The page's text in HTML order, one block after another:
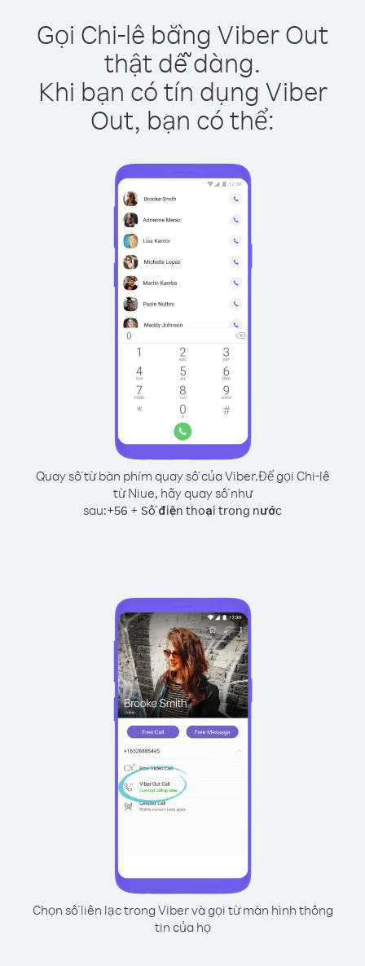
Gọi Chi-lê bằng Viber Out
thật dễ dàng.
Khi bạn có tín dụng Viber
Out, bạn có thể:
Quay số từ bàn phím quay số của Viber.Để gọi Chi-lê
từ Niue, hãy quay số như
sau:+56 + Số điện thoại trong nước
Chọn số liên lạc trong Viber và gọi từ màn hình thông
tin của họ